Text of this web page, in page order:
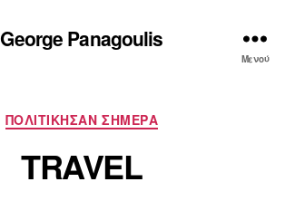
George Panagoulis
Μενού
Κατηγορίες
ΠΟΛΙΤΙΚΗΣΑΝ ΣΗΜΕΡΑ
TRAVEL